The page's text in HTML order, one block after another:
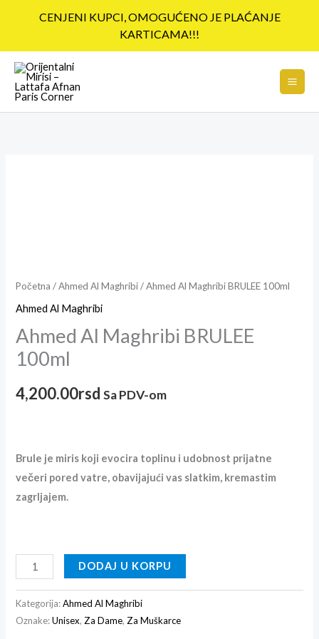
CENJENI KUPCI, OMOGUĆENO JE PLAĆANJE
KARTICAMA!!!
Početna /Ahmed Al Maghribi/ Ahmed Al Maghribi BRULEE 100ml
Ahmed Al Maghribi
Ahmed Al Maghribi BRULEE
100ml
4,200.00rsd Sa PDV-om
Brule je miris koji evocira toplinu i udobnost prijatne
večeri pored vatre, obavijajući vas slatkim, kremastim
zagrljajem.
DODAJ U KORPU
Kategorija:Ahmed Al Maghribi
Oznake:Unisex,Za Dame,Za Muškarce